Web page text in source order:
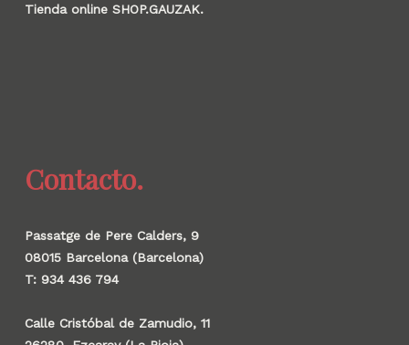
Tienda online SHOP.GAUZAK.
Contacto.
Passatge de Pere Calders, 9
08015 Barcelona (Barcelona)
T: 934 436 794
Calle Cristóbal de Zamudio, 11